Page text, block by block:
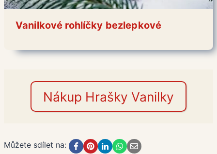
Vanilkové rohlíčky bezlepkové
Nákup Hrašky Vanilky
Můžete sdílet na: